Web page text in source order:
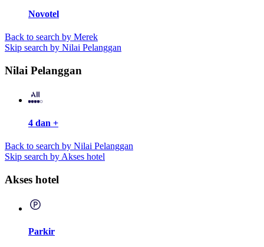
Novotel
Back to search by Merek
Skip search by Nilai Pelanggan
Nilai Pelanggan
4 dan +
Back to search by Nilai Pelanggan
Skip search by Akses hotel
Akses hotel
Parkir